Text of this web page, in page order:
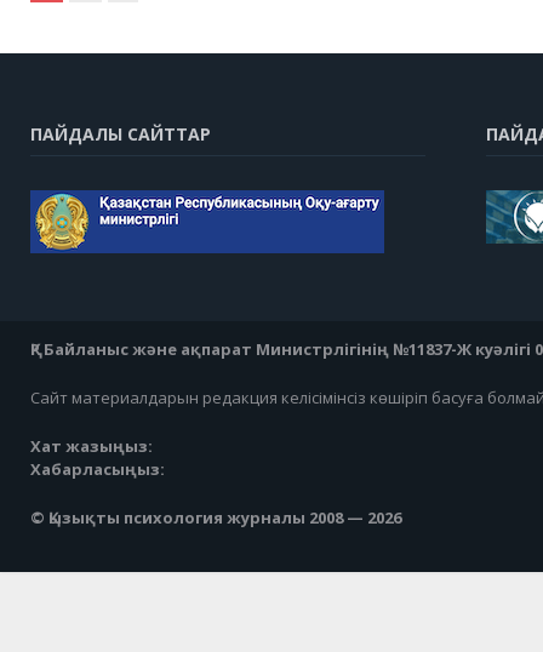
ПАЙДАЛЫ САЙТТАР
ҚР Байланыс және ақпарат Министрлігінің №11837-Ж куәлігі
Сайт материалдарын редакция келісімінсіз көшіріп басуға
Хат жазыңыз:
Хабарласыңыз:
© Қызықты психология журналы 2008 — 2026